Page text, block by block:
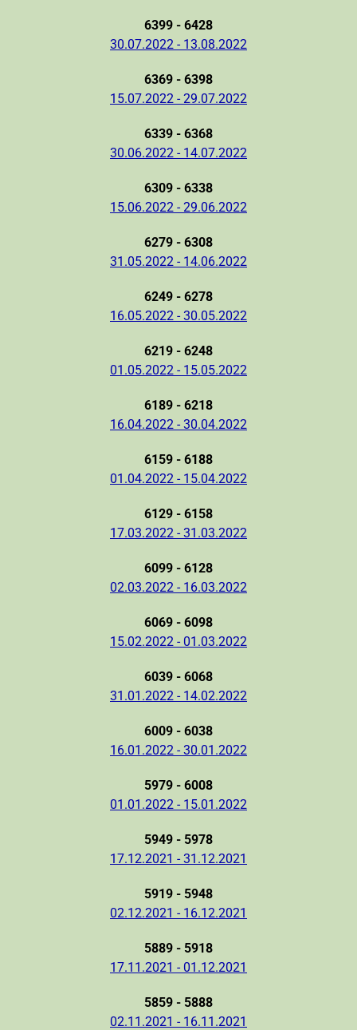
6399 - 6428
30.07.2022 - 13.08.2022
6369 - 6398
15.07.2022 - 29.07.2022
6339 - 6368
30.06.2022 - 14.07.2022
6309 - 6338
15.06.2022 - 29.06.2022
6279 - 6308
31.05.2022 - 14.06.2022
6249 - 6278
16.05.2022 - 30.05.2022
6219 - 6248
01.05.2022 - 15.05.2022
6189 - 6218
16.04.2022 - 30.04.2022
6159 - 6188
01.04.2022 - 15.04.2022
6129 - 6158
17.03.2022 - 31.03.2022
6099 - 6128
02.03.2022 - 16.03.2022
6069 - 6098
15.02.2022 - 01.03.2022
6039 - 6068
31.01.2022 - 14.02.2022
6009 - 6038
16.01.2022 - 30.01.2022
5979 - 6008
01.01.2022 - 15.01.2022
5949 - 5978
17.12.2021 - 31.12.2021
5919 - 5948
02.12.2021 - 16.12.2021
5889 - 5918
17.11.2021 - 01.12.2021
5859 - 5888
02.11.2021 - 16.11.2021